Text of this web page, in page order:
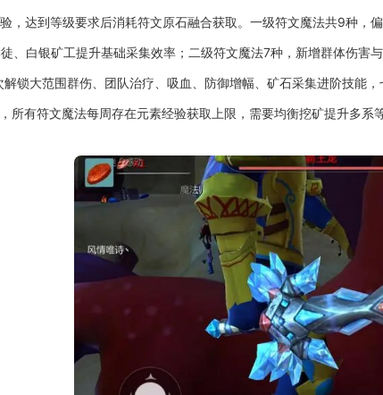
，达到等级要求后消耗符文原石融合获取。一级符文魔法共9种
、白银矿工提升基础采集效率；二级符文魔法7种，新增群体伤
锁大范围群伤、团队治疗、吸血、防御增幅、矿石采集进阶技能
所有符文魔法每周存在元素经验获取上限，需要均衡挖矿提升多系